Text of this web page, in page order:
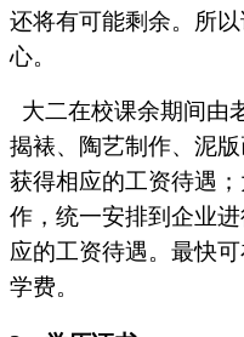
还将有可能剩余。所
心。
大二在校课余期间由
揭裱、陶艺制作、泥
获得相应的工资待遇
作，统一安排到企业
应的工资待遇。最快
学费。